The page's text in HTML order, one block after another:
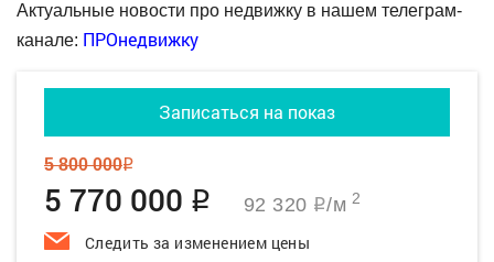
Актуальные новости про недвижку в нашем телеграм-
канале: ПРОнедвижку
Записаться на показ
5 800 000q
5 770 000 q 92 320 q/м2
Следить за изменением цены